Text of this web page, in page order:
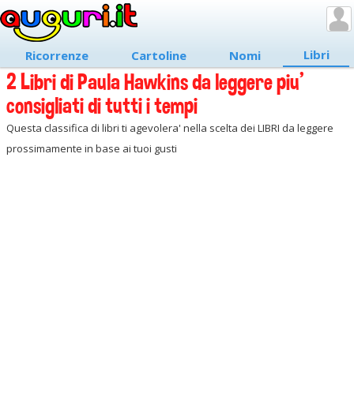
Ricorrenze Cartoline Nomi Libri
2 Libri di Paula Hawkins da leggere piu'
consigliati di tutti i tempi
Questa classifica di libri ti agevolera' nella scelta dei LIBRI da leggere
prossimamente in base ai tuoi gusti